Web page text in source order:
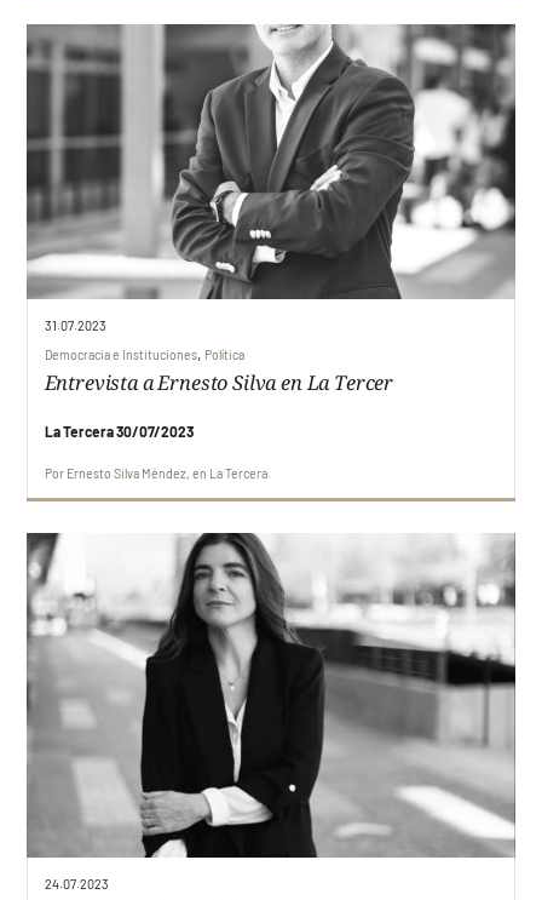
31.07.2023
Democracia e Instituciones, Política
Entrevista a Ernesto Silva en La Tercer
La Tercera 30/07/2023
Por Ernesto Silva Méndez en La Tercera
24.07.2023